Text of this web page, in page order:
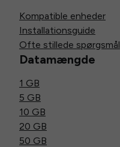
Kompatible enheder
Installationsguide
Ofte stillede spørgsmål
Datamængde
1 GB
5 GB
10 GB
20 GB
50 GB